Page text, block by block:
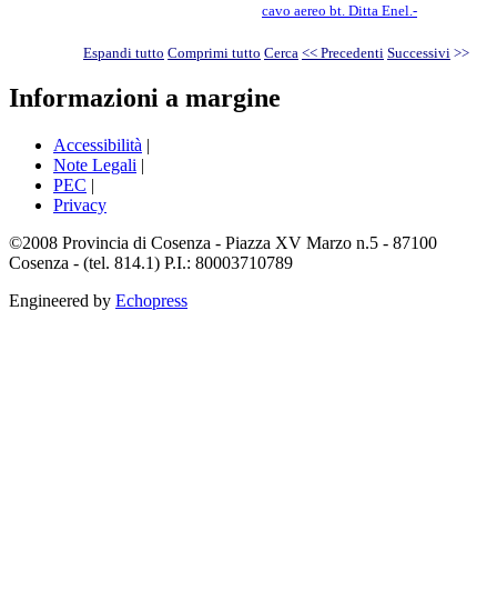
cavo aereo bt. Ditta Enel.-
Espandi tutto Comprimi tutto Cerca << Precedenti Successivi >>
Informazioni a margine
Accessibilità |
Note Legali |
PEC |
Privacy
©2008 Provincia di Cosenza - Piazza XV Marzo n.5 - 87100
Cosenza - (tel. 814.1) P.I.: 80003710789
Engineered by Echopress